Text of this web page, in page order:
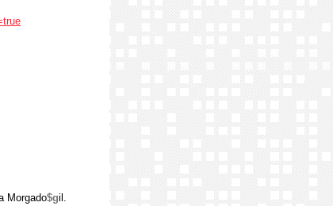
Morgado$gil.